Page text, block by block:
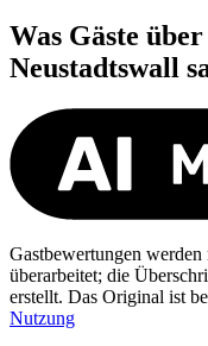
Was Gäste über
Neustadtswall
Gastbewertungen
überarbeitet; die
erstellt. Das Original ist
Nutzung